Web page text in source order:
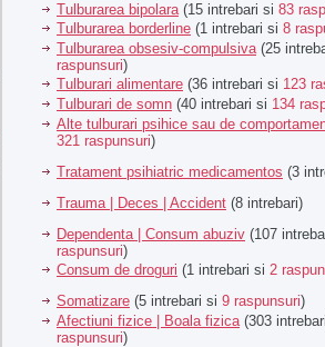
Tulburarea bipolara (15 intrebari si 83
Tulburarea borderline (1 intrebari si 8
Tulburarea obsesiv-compulsiva (25
raspunsuri)
Tulburari alimentare (36 intrebari si 123
Tulburari de somn (40 intrebari si 134
Alte tulburari psihice sau de
321 raspunsuri)
Tratament psihiatric medicamentos (3
Trauma | Deces | Accident (8 intrebari)
Dependenta | Consum abuziv (107
raspunsuri)
Consum de droguri (1 intrebari si 2
Somatizare (5 intrebari si 9 raspunsuri)
Afectiuni fizice | Boala fizica (303
raspunsuri)